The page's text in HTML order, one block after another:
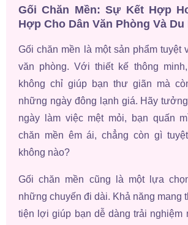
Gối Chăn Mền: Sự Kết Hợp
Hợp Cho Dân Văn Phòng Và Du
Gối chăn mền là một sản phẩm tuyệt
văn phòng. Với thiết kế thông
không chỉ giúp bạn thư giãn mà
những ngày đông lạnh giá. Hãy
ngày làm việc mệt mỏi, bạn quấn
chăn mền êm ái, chẳng còn gì
không nào?
Gối chăn mền cũng là một lựa
những chuyến đi dài. Khả năng mang
tiện lợi giúp bạn dễ dàng trải nghiệm